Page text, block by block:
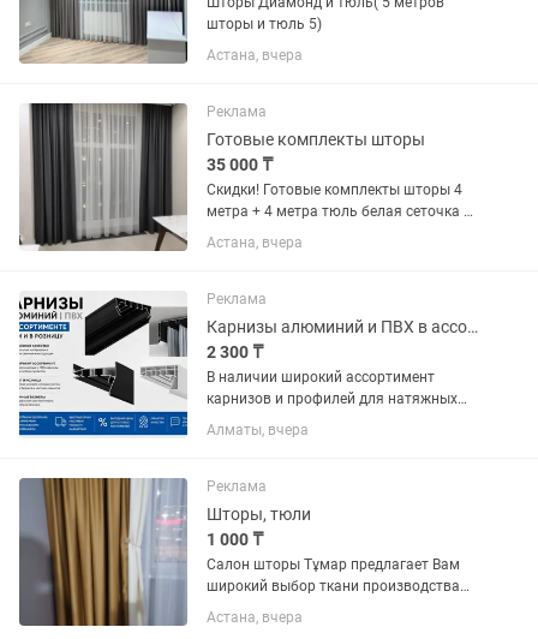
шторы и тюль 5)
Астана, вчера
Реклама
Готовые комплекты шторы
35 000 ₸
Скидки! Готовые комплекты шторы 4
метра + 4 метра тюль белая сеточка 35
тыс. Расцветки разные, ткань лен. 5
метров штор+ 5 м тюль 42 тыс. 6 м
заказ по каталогам и по...
Астана, вчера
Реклама
Карнизы алюминий и ПВХ в ассортименте оптом и в розницу
2 300 ₸
В наличии широкий ассортимент
карнизов и профилей для натяжных
потолков и интерьерных решений: —
ПК-15 — ПК-14 — Модерн — П50 —
карнизы — ПВХ карнизы — Скрытые
карнизы...
Алматы, вчера
Реклама
Шторы, тюли
1 000 ₸
Салон шторы Тұмар предлагает Вам
широкий выбор ткани производства
Турция город Бурса завод Йылдырым,
в наличии есть тюли и шторы,
Астана, вчера